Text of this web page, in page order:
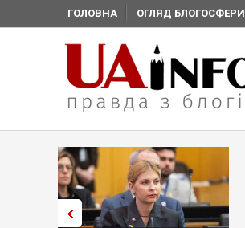
ГОЛОВНА ОГЛЯД БЛОГОСФЕРИ